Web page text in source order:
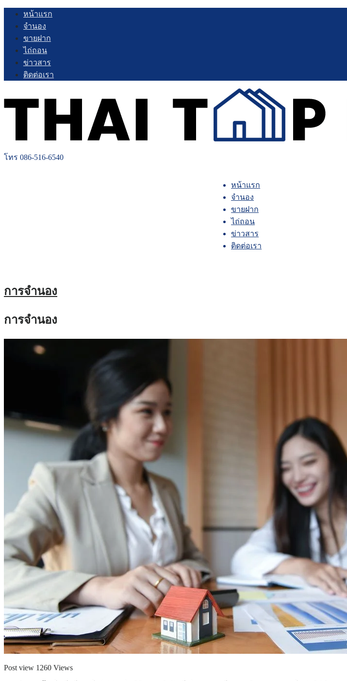
Skip
content
หน้าแรก
จำนอง
ขายฝาก
ไถ่ถอน
ข่าวสาร
ติดต่อเรา
โทร 086-516-6540
หน้าแรก
จำนอง
ขายฝาก
ไถ่ถอน
ข่าวสาร
ติดต่อเรา
การจำนอง
การจำนอง
Post view 1260 Views